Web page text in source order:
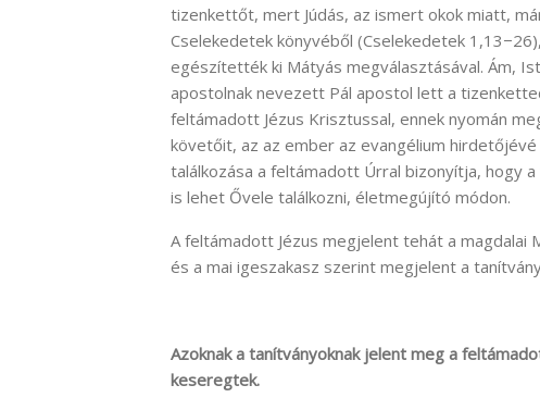
tizenkettőt, mert Júdás, az ismert okok miatt,
Cselekedetek könyvéből (Cselekedetek
egészítették ki Mátyás megválasztásával. Ám,
apostolnak nevezett Pál apostol lett a
feltámadott Jézus Krisztussal, ennek nyomán
követőit, az az ember az evangélium
találkozása a feltámadott Úrral bizonyítja, hogy
is lehet Ővele találkozni, életmegújító módon.
A feltámadott Jézus megjelent tehát a magdalai
és a mai igeszakasz szerint megjelent a
Azoknak a tanítványoknak jelent meg a
keseregtek.